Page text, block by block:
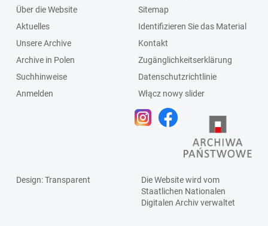
Über die Website
Aktuelles
Unsere Archive
Archive in Polen
Suchhinweise
Anmelden
Sitemap
Identifizieren Sie das Material
Kontakt
Zugänglichkeitserklärung
Datenschutzrichtlinie
Włącz nowy slider
Design: Transparent
Die Website wird vom
Staatlichen Nationalen
Digitalen Archivverwaltet